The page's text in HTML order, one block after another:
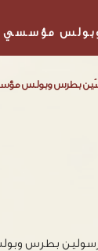
وبولس مؤسسي
بطرس وبولس
بطرس